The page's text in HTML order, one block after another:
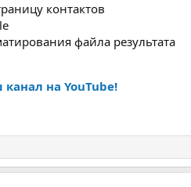
контактов
файла результата
на YouTube!